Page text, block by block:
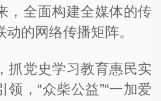
，全面构建全媒体的传
的网络传播矩阵。
抓党史学习教育惠民实
，“众柴公益”“一加爱